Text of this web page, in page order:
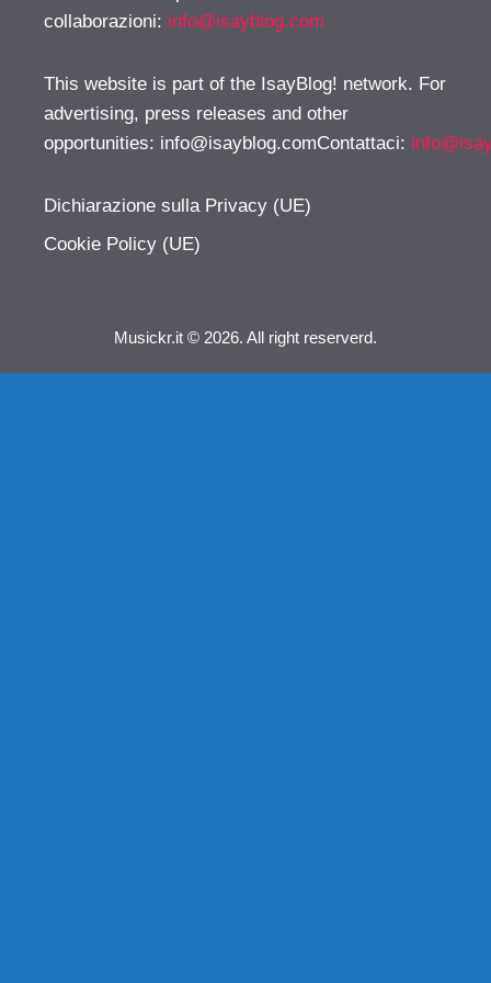
collaborazioni: info@isayblog.com
This website is part of the IsayBlog! network. For
advertising, press releases and other
opportunities: info@isayblog.comContattaci:
Dichiarazione sulla Privacy (UE)
Cookie Policy (UE)
Musickr.it © 2026. All right reserverd.